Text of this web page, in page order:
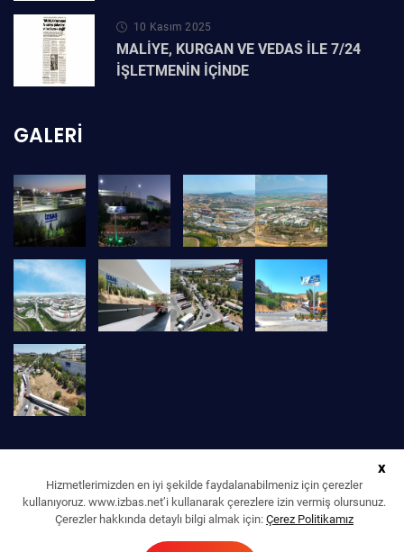
10 Kasım 2025
MALİYE, KURGAN VE VEDAS İLE 7/24
İŞLETMENİN İÇİNDE
GALERI
İZBAŞ İZMİR SERBEST BÖLGE KURUCU VE İŞLETİCİ A. Ş. © 2022 | TÜM
x
Hizmetlerimizden en iyi şekilde faydalanabilmeniz için çerezler
kullanıyoruz. www.izbas.net’i kullanarak çerezlere izin vermiş olursunuz.
Çerezler hakkında detaylı bilgi almak için: Çerez Politikamız